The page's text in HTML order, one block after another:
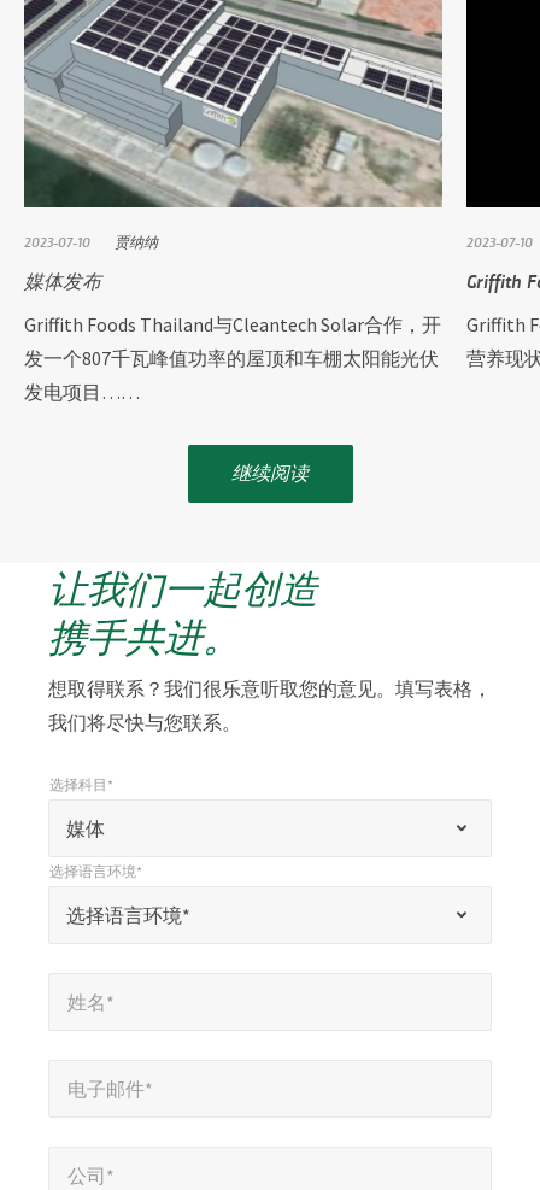
2023-07-10 贾纳纳
媒体发布
Griffith Foods Thailand与Cleantech Solar合作，开
发一个807千瓦峰值功率的屋顶和车棚太阳能光伏
发电项目……
2023-07-10
Griffith
Griffith
营养现
继续阅读
让我们一起创造
携手共进。
想取得联系？我们很乐意听取您的意见。填写表格，
我们将尽快与您联系。
”
媒体
选择科目*
选择语言环境*
选择语言环境*
姓名*
电子邮件*
公司*